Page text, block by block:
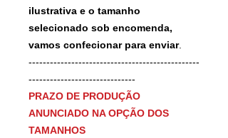
ilustrativa e o tamanho
selecionado sob encomenda,
vamos confecionar para enviar.
------------------------------------------------
------------------------------
PRAZO DE PRODUÇÃO
ANUNCIADO NA OPÇÃO DOS
TAMANHOS